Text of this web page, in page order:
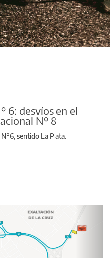
6: desvíos en el
N° 8
sentido La Plata.